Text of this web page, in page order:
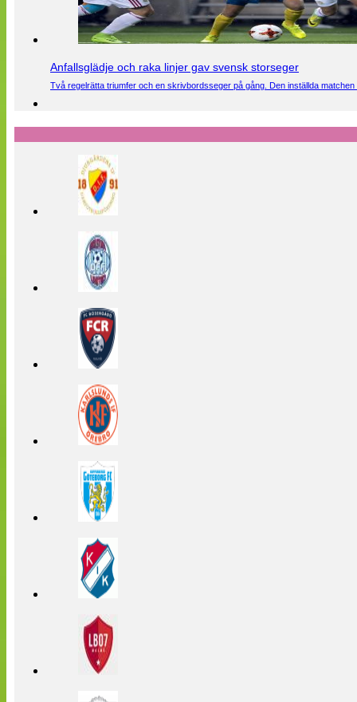
Anfallsglädje och raka linjer gav svensk storseger
Två regelrätta triumfer och en skrivbordsseger på gång. Den inställda